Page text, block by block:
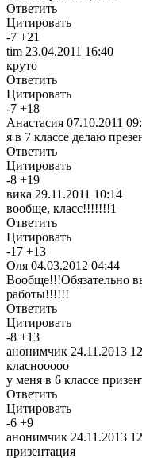
Ответить
Цитировать
-7 +21
tim 23.04.2011 16:40
круто
Ответить
Цитировать
-7 +18
Анастасия 07.10.2011
я в 7 классе делаю
Ответить
Цитировать
-8 +19
вика 29.11.2011 10:14
вообще, класс!!!!!!!1
Ответить
Цитировать
-17 +13
Оля 04.03.2012 04:44
Вообще!!!Обязательно
работы!!!!!!
Ответить
Цитировать
-8 +13
анонимчик 24.11.2013
класнооооо
у меня в 6 классе
Ответить
Цитировать
-6 +9
анонимчик 24.11.2013
призентация